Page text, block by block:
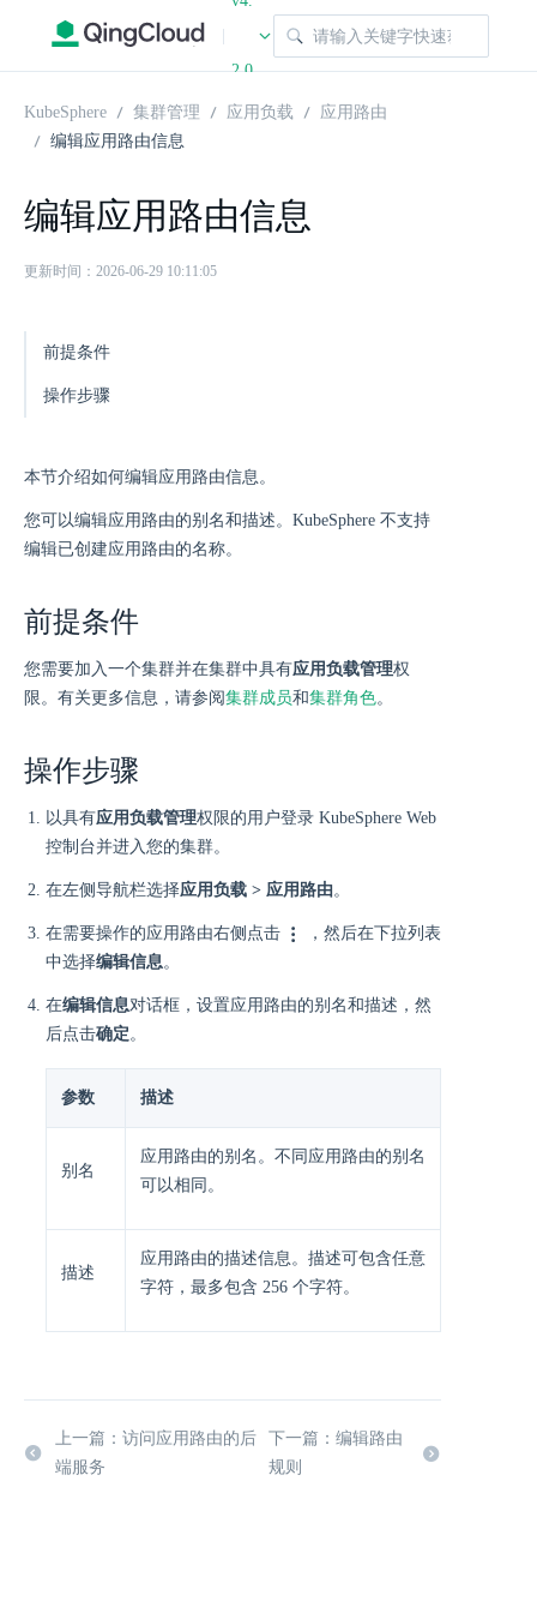
|
2.0
KubeSphere 集群管理 应用负载
应用路由
编辑应用路由信息
编辑应用路由信息
更新时间：2026-06-29 10:11:05
前提条件
操作步骤
本节介绍如何编辑应用路由信息。
您可以编辑应用路由的别名和描述。KubeSphere 不支持
编辑已创建应用路由的名称。
前提条件
您需要加入一个集群并在集群中具有应用负载管理权
限。有关更多信息，请参阅集群成员和集群角色。
操作步骤
以具有应用负载管理权限的用户登录 KubeSphere Web
控制台并进入您的集群。
在左侧导航栏选择应用负载 > 应用路由。
在需要操作的应用路由右侧点击
，然后在下拉列表
中选择编辑信息。
在编辑信息对话框，设置应用路由的别名和描述，然
后点击确定。
参数 描述
别名
应用路由的别名。不同应用路由的别名
可以相同。
描述
应用路由的描述信息。描述可包含任意
字符，最多包含 256 个字符。
上一篇：访问应用路由的后
端服务
下一篇：编辑路由
规则